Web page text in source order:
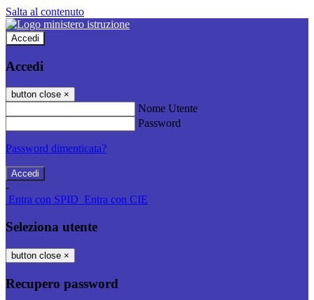
Salta al contenuto
Accedi
Accedi
button close ×
Nome Utente
Password
Password dimenticata?
-
Entra con SPID Entra con CIE
Seleziona utente
button close ×
Recupero password